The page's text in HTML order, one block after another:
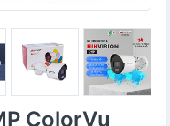
ColorVu